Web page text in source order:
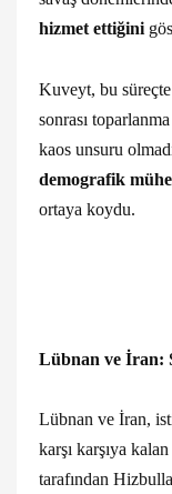
hizmet ettiğini
Kuveyt, bu
sonrası
kaos unsuru
demografik
ortaya koydu.
Lübnan ve İran:
Lübnan ve İran,
karşı karşıya
tarafından